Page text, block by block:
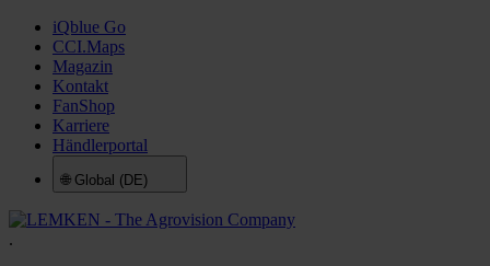
iQblue Go
CCI.Maps
Magazin
Kontakt
FanShop
Karriere
Händlerportal
🌐 Global (DE)
.